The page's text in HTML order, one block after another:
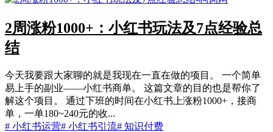
2周涨粉1000+：小红书玩法及7点经验总
结
今天我要跟大家聊的就是我现在一直在做的项目。 一个简单
易上手的副业——小红书商单。 这篇文章的目的也是帮你了
解这个项目。 通过下班的时间在小红书上涨粉1000+，接商
单，一单180~240元的收...
# 小红书运营# 小红书引流# 知识付费